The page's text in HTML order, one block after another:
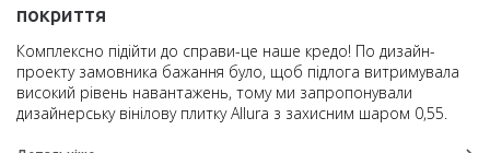
покриття
Комплексно підійти до справи-це наше кредо! По дизайн-
проекту замовника бажання було, щоб підлога витримувала
високий рівень навантажень, тому ми запропонували
дизайнерську вінілову плитку Allura з захисним шаром 0,55.